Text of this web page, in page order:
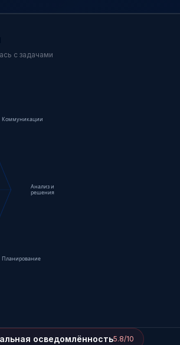
с задачами
Коммуникации
Анализ и
решения
Планирование
осведомлённость5.8/10